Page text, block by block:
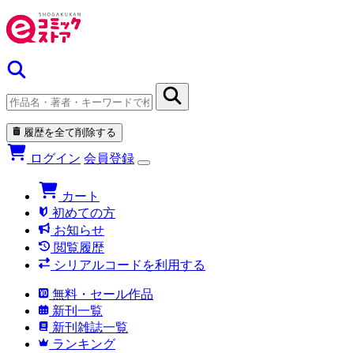
履歴を全て削除する
ログイン 会員登録
カート
初めての方
お知らせ
閲覧履歴
シリアルコードを利用する
無料・セール作品
新刊一覧
新刊雑誌一覧
ランキング